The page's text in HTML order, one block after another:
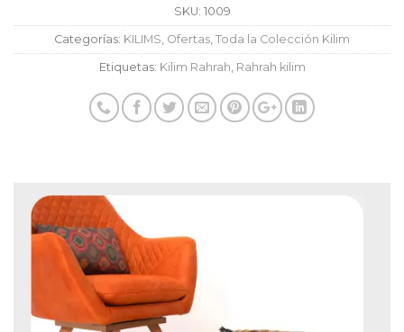
SKU: 1009
Categorías: KILIMS, Ofertas, Toda la Colección Kilim
Etiquetas: Kilim Rahrah, Rahrah kilim